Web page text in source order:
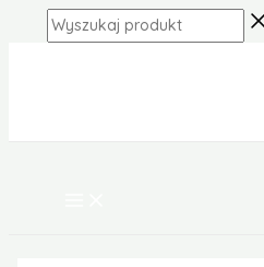
Wyszukaj
produkt
MENU